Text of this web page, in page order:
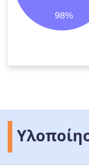
98%